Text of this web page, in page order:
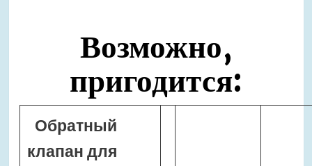
Возможно,
пригодится:
Обратный
клапан для